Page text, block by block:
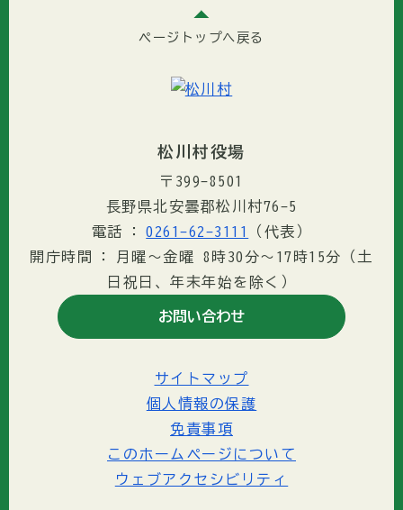
ページトップへ戻る
松川村役場
〒399-8501
長野県北安曇郡松川村76-5
電話
0261-62-3111
（代表）
開庁時間
月曜～金曜 8時30分〜17時15分（土
日祝日、年末年始を除く）
お問い合わせ
サイトマップ
個人情報の保護
免責事項
このホームページについて
ウェブアクセシビリティ